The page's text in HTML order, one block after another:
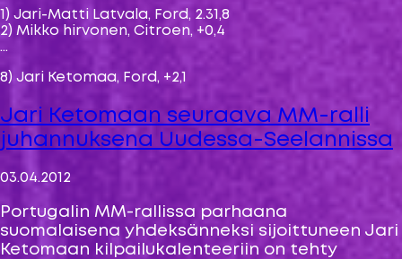
1) Jari-Matti Latvala, Ford, 2.31,8
2) Mikko hirvonen, Citroen, +0,4
…
8) Jari Ketomaa, Ford, +2,1
Jari Ketomaan seuraava MM-ralli
juhannuksena Uudessa-Seelannissa
03.04.2012
Portugalin MM-rallissa parhaana
suomalaisena yhdeksänneksi sijoittuneen Jari
Ketomaan kilpailukalenteeriin on tehty